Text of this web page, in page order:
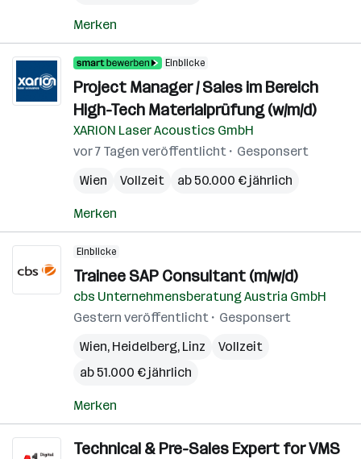
Merken
Einblicke
Project Manager / Sales im Bereich
High-Tech Materialprüfung (w/m/d)
XARION Laser Acoustics GmbH
vor 7 Tagen veröffentlicht
Gesponsert
Wien
Vollzeit ab 50.000 € jährlich
Merken
Einblicke
Trainee SAP Consultant (m/w/d)
cbs Unternehmensberatung Austria GmbH
Gestern veröffentlicht
Gesponsert
Wien, Heidelberg, Linz
Vollzeit
ab 51.000 € jährlich
Merken
Technical & Pre-Sales Expert for VMS